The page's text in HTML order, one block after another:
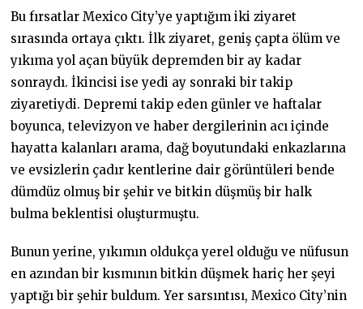
Bu fırsatlar Mexico City’ye yaptığım iki ziyaret
sırasında ortaya çıktı. İlk ziyaret, geniş çapta ölüm ve
yıkıma yol açan büyük depremden bir ay kadar
sonraydı. İkincisi ise yedi ay sonraki bir takip
ziyaretiydi. Depremi takip eden günler ve haftalar
boyunca, televizyon ve haber dergilerinin acı içinde
hayatta kalanları arama, dağ boyutundaki enkazlarına
ve evsizlerin çadır kentlerine dair görüntüleri bende
dümdüz olmuş bir şehir ve bitkin düşmüş bir halk
bulma beklentisi oluşturmuştu.
Bunun yerine, yıkımın oldukça yerel olduğu ve nüfusun
en azından bir kısmının bitkin düşmek hariç her şeyi
yaptığı bir şehir buldum. Yer sarsıntısı, Mexico City’nin